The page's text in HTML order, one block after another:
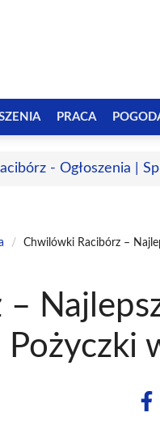
PRACA
- Ogłoszenia |
/
Chwilówki Racibórz –
Pożyczki